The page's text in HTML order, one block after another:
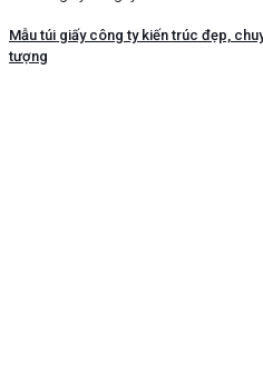
Mẫu túi giấy công ty kiến trúc đẹp,
tượng